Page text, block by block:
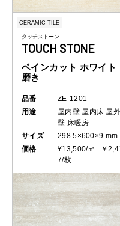
CERAMIC TILE
タッチストーン
TOUCH STONE
ベインカット ホワイト
磨き
品番
ZE-1201
用途
屋内壁 屋内床 屋外
壁 床暖房
サイズ
298.5×600×9 mm
価格
¥13,500/㎡
￥
7/枚